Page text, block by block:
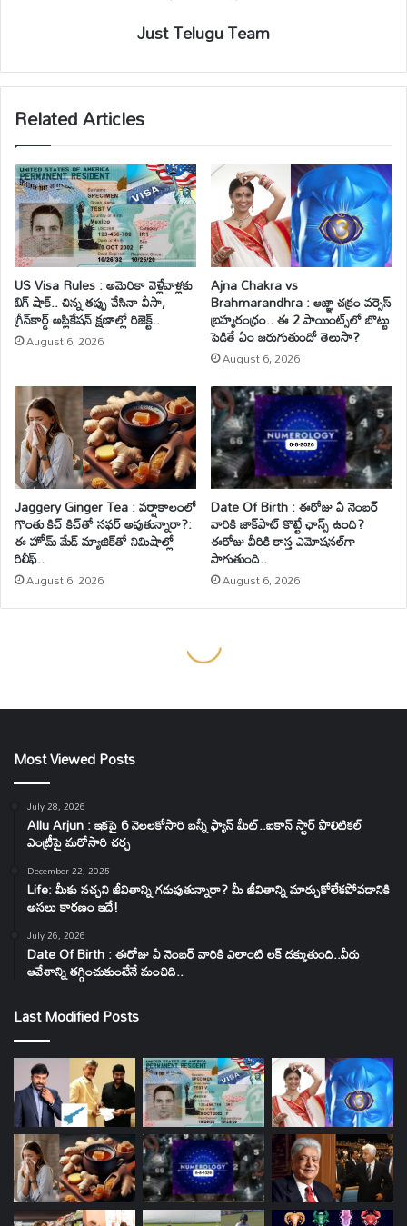
Most Viewed Posts
July 28, 2026
Allu Arjun : ఇకపై 6 నెలలకోసారి బన్నీ ఫ్యాన్ మీట్..ఐకాన్ స్టార్ పొలిటికల్
ఎంట్రీపై మరోసారి చర్చ
December 22, 2025
Life: మీకు నచ్చని జీవితాన్ని గడుపుతున్నారా? మీ జీవితాన్ని మార్చుకోలేకపోవడానికి
అసలు కారణం ఇదే!
July 26, 2026
Date Of Birth : ఈరోజు ఏ నెంబర్ వారికి ఎలాంటి లక్ దక్కుతుంది..వీరు
ఆవేశాన్ని తగ్గించుకుంటేనే మంచిది..
Last Modified Posts